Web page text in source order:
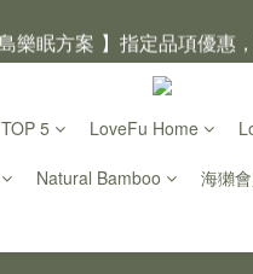
島樂眠方案 】指定品項優惠
【新家入厝禮】新家起點，
TOP 5 LoveFu Home
Natural Bamboo 海獺